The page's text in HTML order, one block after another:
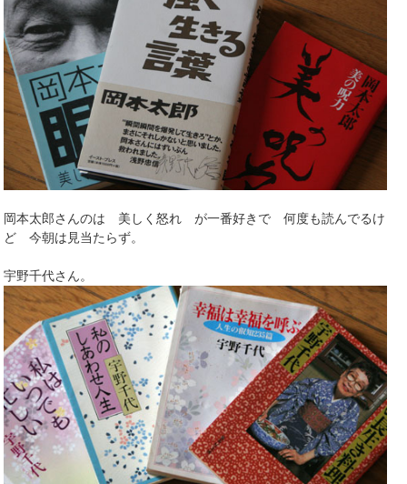
岡本太郎さんのは 美しく怒れ が一番好きで 何度も読んでるけ
ど 今朝は見当たらず。
宇野千代さん。